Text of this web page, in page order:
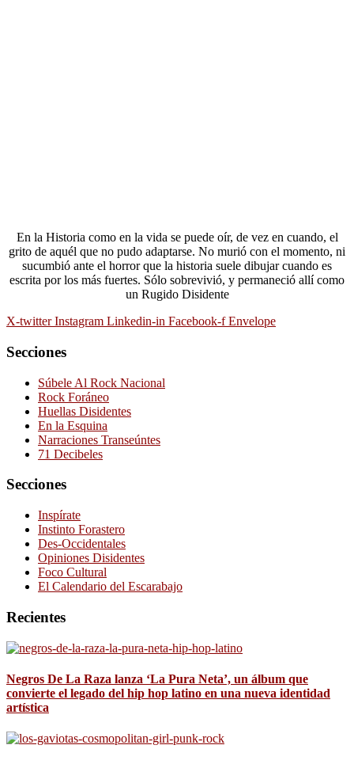
En la Historia como en la vida se puede oír, de vez en cuando, el
grito de aquél que no pudo adaptarse. No murió con el momento, ni
sucumbió ante el horror que la historia suele dibujar cuando es
escrita por los más fuertes. Sólo sobrevivió, y permaneció allí como
un Rugido Disidente
X-twitter Instagram Linkedin-in Facebook-f Envelope
Secciones
Súbele Al Rock Nacional
Rock Foráneo
Huellas Disidentes
En la Esquina
Narraciones Transeúntes
71 Decibeles
Secciones
Inspírate
Instinto Forastero
Des-Occidentales
Opiniones Disidentes
Foco Cultural
El Calendario del Escarabajo
Recientes
Negros De La Raza lanza ‘La Pura Neta’, un álbum que
convierte el legado del hip hop latino en una nueva identidad
artística